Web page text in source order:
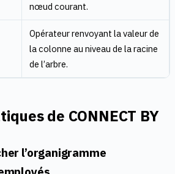
nœud courant.
Opérateur renvoyant la valeur de
la colonne au niveau de la racine
de l’arbre.
de CONNECT BY
l’organigramme